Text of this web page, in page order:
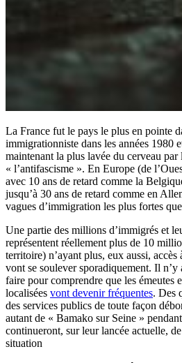
La France fut le pays le plus en pointe
immigrationniste dans les années 1980
maintenant la plus lavée du cerveau
« l’antifascisme ». En Europe (de
avec 10 ans de retard comme la
jusqu’à 30 ans de retard comme en
vagues d’immigration les plus fortes
Une partie des millions d’immigrés et
représentent réellement plus de 10
territoire) n’ayant plus, eux aussi, accès
vont se soulever sporadiquement. Il n’y
faire pour comprendre que les émeutes
localisées vont devenir fréquentes. Des
des services publics de toute façon
autant de « Bamako sur Seine »
continueront, sur leur lancée actuelle,
situation